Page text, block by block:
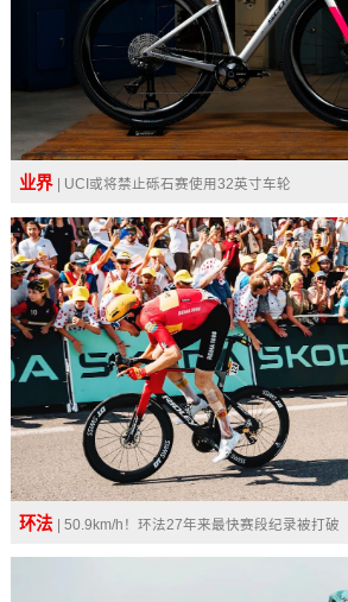
业界 | UCI或将禁止砾石赛使用32英寸车轮
环法 | 50.9km/h！环法27年来最快赛段纪录被打破